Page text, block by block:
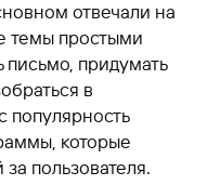
отвечали на
темы простыми
письмо, придумать
в
популярность
которые
пользователя.